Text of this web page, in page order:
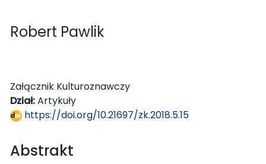
Robert Pawlik
Załącznik Kulturoznawczy
Dział:Artykuły
https://doi.org/10.21697/zk.2018.5.15
Abstrakt